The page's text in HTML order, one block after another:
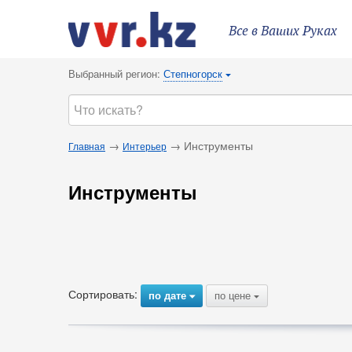
Все в Ваших Руках
Выбранный регион: Степногорск {
Главная → Интерьер → Инструменты
Инструменты
Сортировать: по дате{ по цене {